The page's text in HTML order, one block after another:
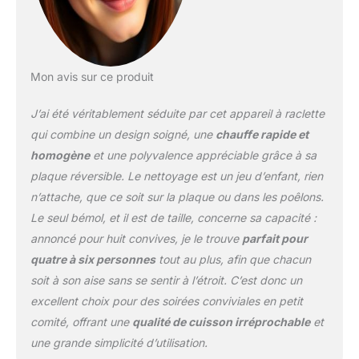
toutes les envies !
【Accessoires
peut faire fondre son
fromage à raclette,
composer des omelettes
ou faire fondre du
chocolat. Poignées
isolantes pour une
sécurité totale.
【Performance Expert -
1300W】 Notre appareil à
raclette atteint 260°C
rapidement et maintient
la température idéale
pour révéler les saveurs
fromages et légumes
Mon avis sur ce produit
J’ai été véritablement séduite par cet appareil à raclette
qui combine un design soigné, une chauffe rapide et
homogèneet une polyvalence appréciable grâce à sa
plaque réversible. Le nettoyage est un jeu d’enfant, rien
n’attache, que ce soit sur la plaque ou dans les poêlons.
Le seul bémol, et il est de taille, concerne sa capacité :
annoncé pour huit convives, je le trouve parfait pour
quatre à six personnestout au plus, afin que chacun
soit à son aise sans se sentir à l’étroit. C’est donc un
excellent choix pour des soirées conviviales en petit
comité, offrant une qualité de cuisson irréprochableet
une grande simplicité d’utilisation.